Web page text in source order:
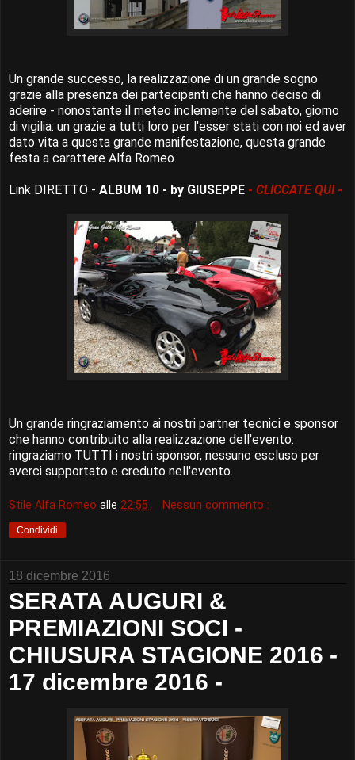
Un grande successo, la realizzazione di un grande sogno
grazie alla presenza dei partecipanti che hanno deciso di
aderire - nonostante il meteo inclemente del sabato, giorno
di vigilia: un grazie a tutti loro per l'esser stati con noi ed aver
dato vita a questa grande manifestazione, questa grande
festa a carattere Alfa Romeo.
Link DIRETTO - ALBUM 10 - by GIUSEPPE - CLICCATE QUI -
Un grande ringraziamento ai nostri partner tecnici e sponsor
che hanno contribuito alla realizzazione dell'evento:
ringraziamo TUTTI i nostri sponsor, nessuno escluso per
averci supportato e creduto nell'evento.
Stile Alfa Romeo alle 22:55 Nessun commento :
Condividi
18 dicembre 2016
SERATA AUGURI &
PREMIAZIONI SOCI -
CHIUSURA STAGIONE 2016 -
17 dicembre 2016 -